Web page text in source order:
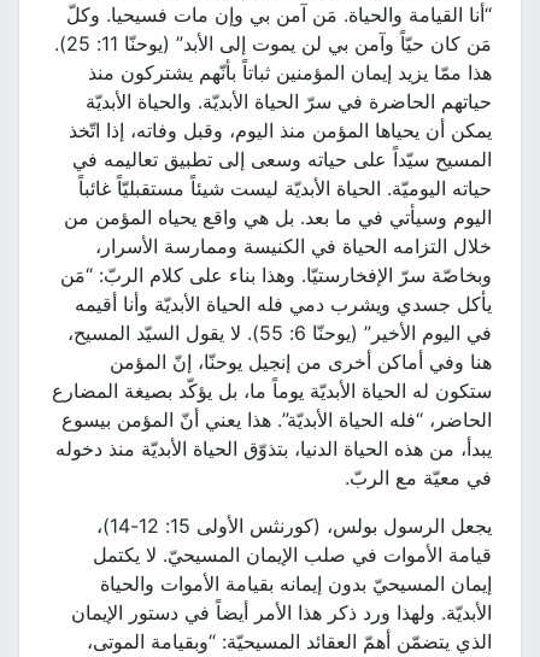
“أنا القيامة والحياة. مَن آمن بي وإن مات فسيحيا. وكلّ
مَن كان حيّاً وآمن بي لن يموت إلى الأبد” (يوحنّا 11: 25).
هذا ممّا يزيد إيمان المؤمنين ثباتاً بأنّهم يشتركون منذ
حياتهم الحاضرة في سرّ الحياة الأبديّة. والحياة الأبديّة
يمكن أن يحياها المؤمن منذ اليوم، وقبل وفاته، إذا اتّخذ
المسيح سيّداً على حياته وسعى إلى تطبيق تعاليمه في
حياته اليوميّة. الحياة الأبديّة ليست شيئاً مستقبليّاً غائباً
اليوم وسيأتي في ما بعد. بل هي واقع يحياه المؤمن من
خلال التزامه الحياة في الكنيسة وممارسة الأسرار،
وبخاصّة سرّ الإفخارستيّا. وهذا بناء على كلام الربّ: “مَن
يأكل جسدي ويشرب دمي فله الحياة الأبديّة وأنا أقيمه
في اليوم الأخير” (يوحنّا 6: 55). لا يقول السيّد المسيح،
هنا وفي أماكن أخرى من إنجيل يوحنّا، إنّ المؤمن
ستكون له الحياة الأبديّة يوماً ما، بل يؤكّد بصيغة المضارع
الحاضر، “فله الحياة الأبديّة”. هذا يعني أنّ المؤمن بيسوع
يبدأ، من هذه الحياة الدنيا، بتذوّق الحياة الأبديّة منذ دخوله
في معيّة مع الربّ.
يجعل الرسول بولس، (كورنثس الأولى 15: 12-14)،
قيامة الأموات في صلب الإيمان المسيحيّ. لا يكتمل
إيمان المسيحيّ بدون إيمانه بقيامة الأموات والحياة
الأبديّة. ولهذا ورد ذكر هذا الأمر أيضاً في دستور الإيمان
الذي يتضمّن أهمّ العقائد المسيحيّة: “وبقيامة الموتى،